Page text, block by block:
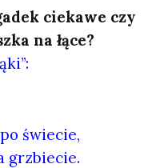
ciekawe czy
na łące?
świecie,
grzbiecie.